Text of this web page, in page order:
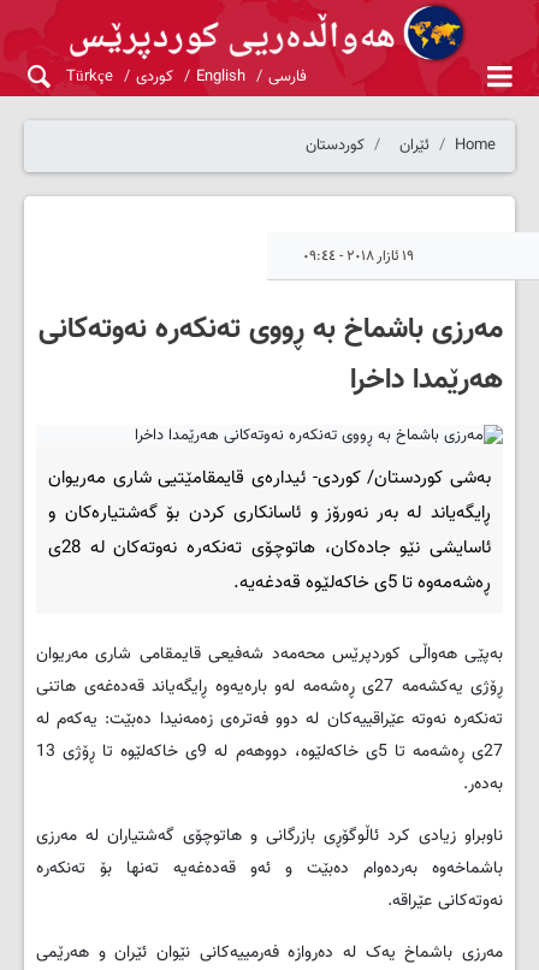
فارسی English کوردی Türkçe
Home ئێران کوردستان
١٩ ئازار ٢٠١٨ - ٠٩:٤٤
مەرزی باشماخ بە ڕووی تەنکەرە نەوتەکانی
هەرێمدا داخرا
بەشی کوردستان/ کوردی- ئیدارەی قایمقامێتیی شاری مەریوان
ڕایگەیاند لە بەر نەورۆز و ئاسانکاری کردن بۆ گەشتیارەکان و
ئاسایشی نێو جادەکان، هاتوچۆی تەنکەرە نەوتەکان لە 28ی
ڕەشەمەوە تا 5ی خاکەلێوە قەدغەیە.
بەپێی هەواڵی کوردپرێس محەمەد شەفیعی قایمقامی شاری مەریوان
ڕۆژی یەکشەمە 27ی ڕەشەمە لەو بارەیەوە ڕایگەیاند قەدەغەی هاتنی
تەنکەرە نەوتە عێراقییەکان لە دوو فەترەی زەمەنیدا دەبێت: یەکەم لە
27ی ڕەشەمە تا 5ی خاکەلێوە، دووهەم لە 9ی خاکەلێوە تا ڕۆژی 13
بەدەر.
ناوبراو زیادی کرد ئاڵوگۆڕی بازرگانی و هاتوچۆی گەشتیاران لە مەرزی
باشماخەوە بەردەوام دەبێت و ئەو قەدەغەیە تەنها بۆ تەنکەرە
نەوتەکانی عێراقە.
مەرزی باشماخ یەک لە دەروازە فەرمییەکانی نێوان ئێران و هەرێمی